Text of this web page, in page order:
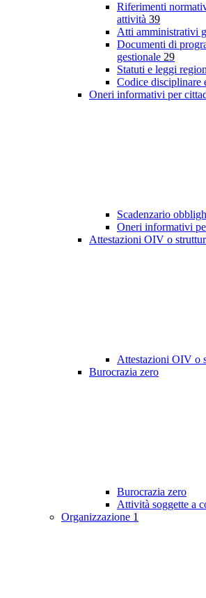
Riferimenti
attività 39
Atti amministrativi
Documenti di
gestionale 29
Statuti e leggi
Codice disciplinare
Oneri informativi per
Scadenzario
Oneri informativi
Attestazioni OIV o
Attestazioni OIV o
Burocrazia zero
Burocrazia zero
Attività soggette a
Organizzazione 1